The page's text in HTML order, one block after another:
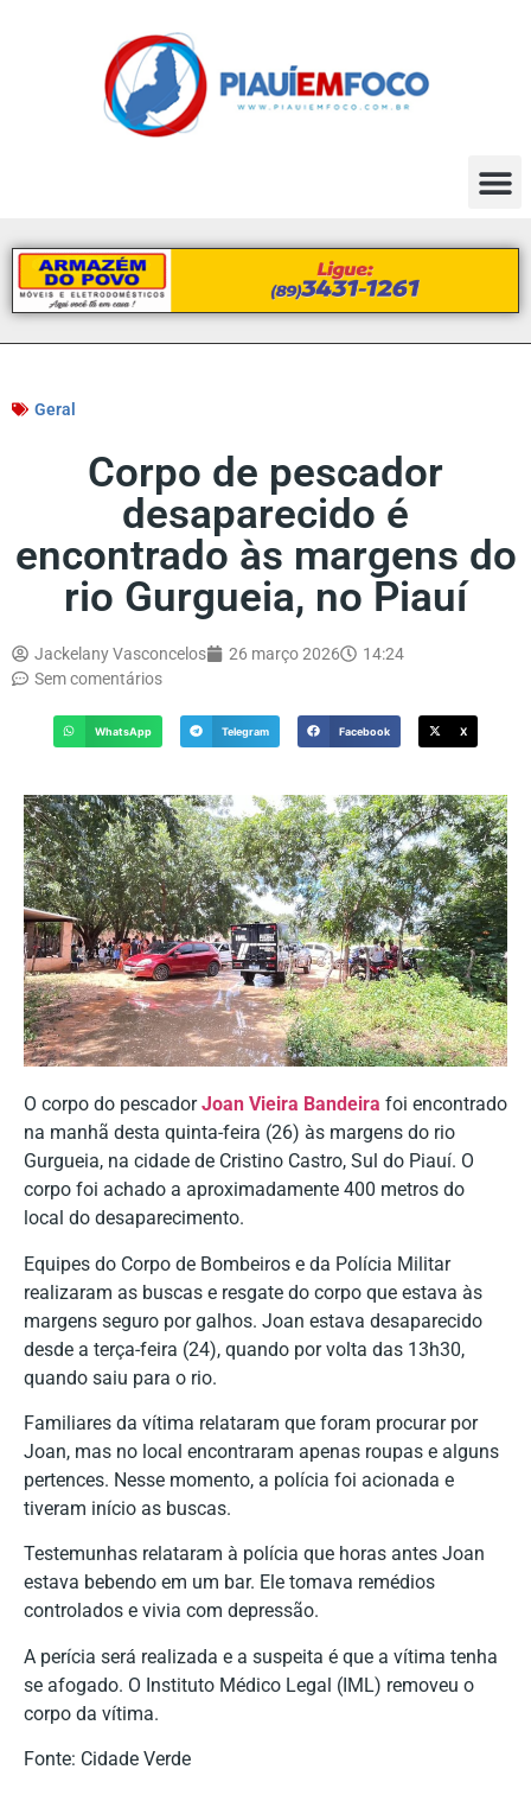
Geral
Corpo de pescador
desaparecido é
encontrado às margens do
rio Gurgueia, no Piauí
Jackelany Vasconcelos 26 março 2026
14:24
Sem comentários
WhatsApp Telegram Facebook X
O corpo do pescadorJoan Vieira Bandeira foi encontrado
na manhã desta quinta-feira (26) às margens do rio
Gurgueia, na cidade de Cristino Castro, Sul do Piauí. O
corpo foi achado a aproximadamente 400 metros do
local do desaparecimento.
Equipes do Corpo de Bombeiros e da Polícia Militar
realizaram as buscas e resgate do corpo que estava às
margens seguro por galhos. Joan estava desaparecido
desde a terça-feira (24), quando por volta das 13h30,
quando saiu para o rio.
Familiares da vítima relataram que foram procurar por
Joan, mas no local encontraram apenas roupas e alguns
pertences. Nesse momento, a polícia foi acionada e
tiveram início as buscas.
Testemunhas relataram à polícia que horas antes Joan
estava bebendo em um bar. Ele tomava remédios
controlados e vivia com depressão.
A perícia será realizada e a suspeita é que a vítima tenha
se afogado. O Instituto Médico Legal (IML) removeu o
corpo da vítima.
Fonte: Cidade Verde